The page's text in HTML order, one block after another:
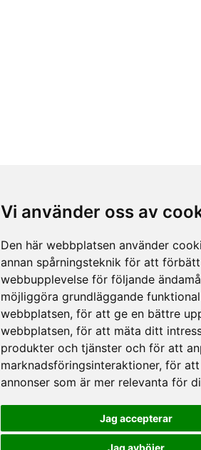
Vi använder oss av
Den här webbplatsen använder
annan spårningsteknik för att
webbupplevelse för följande
möjliggöra grundläggande
webbplatsen, för att ge en bättre
webbplatsen, för att mäta ditt
produkter och tjänster och för att
marknadsföringsinteraktioner, för att
annonser som är mer relevanta för
Jag accepterar
Jag avböjer